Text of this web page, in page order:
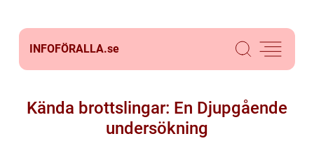
INFOFÖRALLA.se
Kända brottslingar: En Djupgående
undersökning